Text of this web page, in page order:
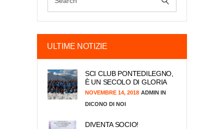
ULTIME NOTIZIE
SCI CLUB PONTEDILEGNO,
È UN SECOLO DI GLORIA
NOVEMBRE 14, 2018 ADMIN
DICONO DI NOI
DIVENTA SOCIO!